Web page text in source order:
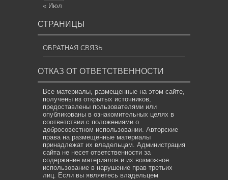
« Июл
СТРАНИЦЫ
ОБРАТНАЯ СВЯЗЬ
ОТКАЗ ОТ ОТВЕТСТВЕННОСТИ
Все материалы, размещенные на этом сайте,
получены из открытых источников,
предоставлены пользователями или
опубликованы в ознакомительных целях в
соответствии с положениями о
добросовестном использовании. Авторские
права на размещенные материалы
принадлежат их владельцам. Администрация
сайта не несет ответственности за
содержание материалов и их возможное
использование в нарушение прав третьих
лиц. Если вы являетесь владельцем